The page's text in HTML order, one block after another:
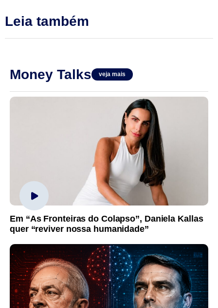
Leia também
Money Talks veja mais
Em “As Fronteiras do Colapso”, Daniela Kallas
quer “reviver nossa humanidade”